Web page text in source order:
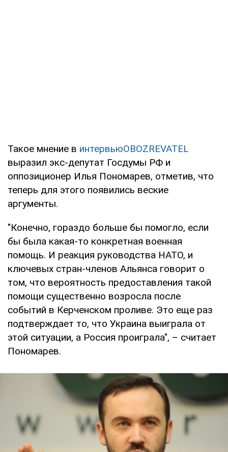
Такое мнение в интервьюOBOZREVATEL
выразил экс-депутат Госдумы РФ и
оппозиционер Илья Пономарев, отметив, что
теперь для этого появились веские
аргументы.
"Конечно, гораздо больше бы помогло, если
бы была какая-то конкретная военная
помощь. И реакция руководства НАТО, и
ключевых стран-членов Альянса говорит о
том, что вероятность предоставления такой
помощи существенно возросла после
событий в Керченском проливе. Это еще раз
подтверждает то, что Украина выиграла от
этой ситуации, а Россия проиграла", – считает
Пономарев.